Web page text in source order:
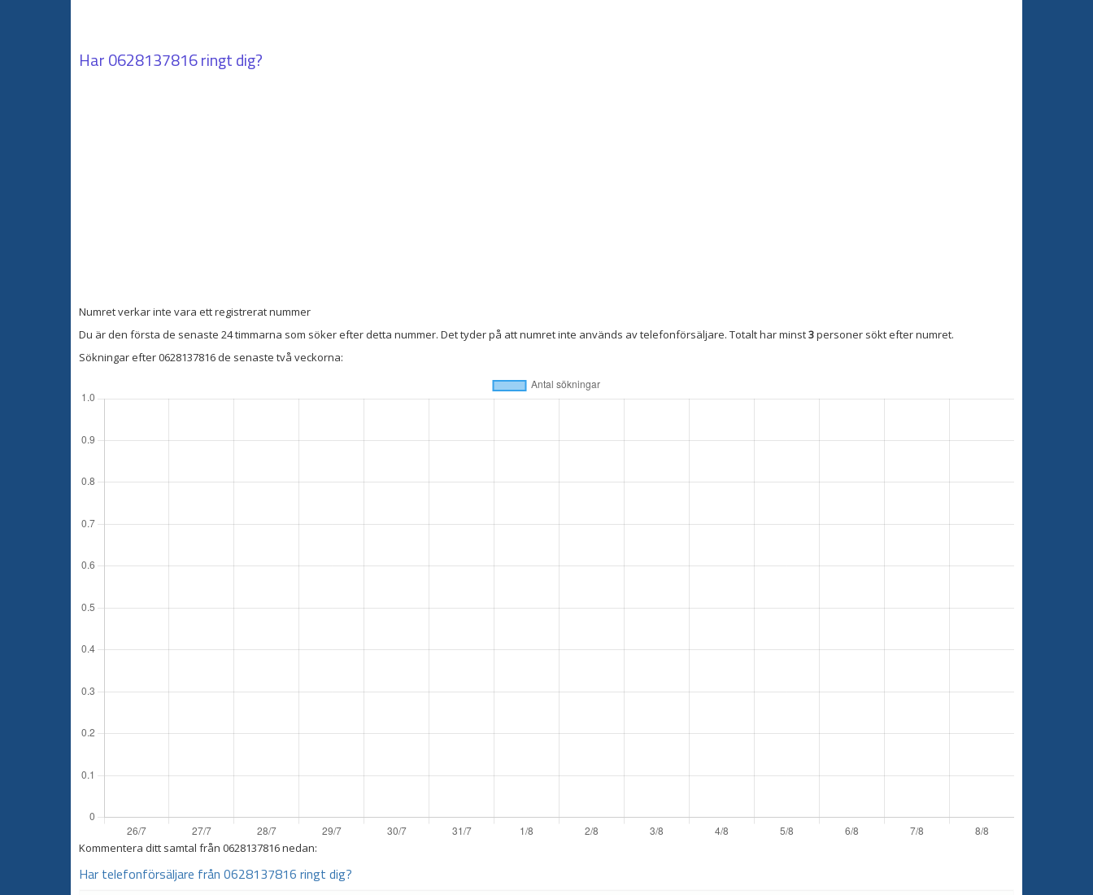
Har0628137816ringt dig?
Numret verkar inte vara ett registrerat nummer
Du är den första de senaste 24 timmarna som söker efter detta nummer. Det tyder på att numret inte används av telefonförsäljare. Totalt har minst3personer sökt efter numret.
Sökningar efter 0628137816 de senaste två veckorna:
Kommentera ditt samtal från 0628137816nedan:
Har telefonförsäljare från 0628137816 ringt dig?